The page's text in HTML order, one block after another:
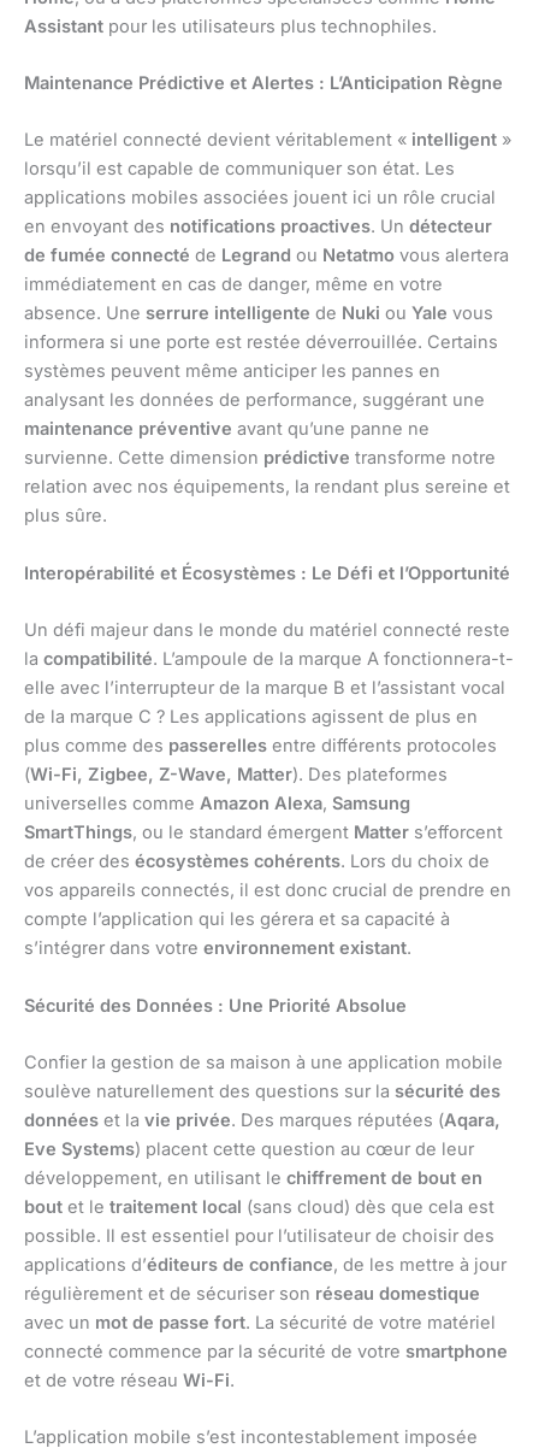
Assistant pour les utilisateurs plus technophiles.
Maintenance Prédictive et Alertes : L’Anticipation Règne
Le matériel connecté devient véritablement « intelligent »
lorsqu’il est capable de communiquer son état. Les
applications mobiles associées jouent ici un rôle crucial
en envoyant des notifications proactives. Un détecteur
de fumée connecté de Legrand ou Netatmo vous alertera
immédiatement en cas de danger, même en votre
absence. Une serrure intelligente de Nuki ou Yale vous
informera si une porte est restée déverrouillée. Certains
systèmes peuvent même anticiper les pannes en
analysant les données de performance, suggérant une
maintenance préventive avant qu’une panne ne
survienne. Cette dimension prédictive transforme notre
relation avec nos équipements, la rendant plus sereine et
plus sûre.
Interopérabilité et Écosystèmes : Le Défi et l’Opportunité
Un défi majeur dans le monde du matériel connecté reste
la compatibilité. L’ampoule de la marque A fonctionnera-t-
elle avec l’interrupteur de la marque B et l’assistant vocal
de la marque C ? Les applications agissent de plus en
plus comme des passerelles entre différents protocoles
(Wi-Fi, Zigbee, Z-Wave, Matter). Des plateformes
universelles comme Amazon Alexa, Samsung
SmartThings, ou le standard émergent Matter s’efforcent
de créer des écosystèmes cohérents. Lors du choix de
vos appareils connectés, il est donc crucial de prendre en
compte l’application qui les gérera et sa capacité à
s’intégrer dans votre environnement existant.
Sécurité des Données : Une Priorité Absolue
Confier la gestion de sa maison à une application mobile
soulève naturellement des questions sur la sécurité des
données et la vie privée. Des marques réputées (Aqara,
Eve Systems) placent cette question au cœur de leur
développement, en utilisant le chiffrement de bout en
bout et le traitement local (sans cloud) dès que cela est
possible. Il est essentiel pour l’utilisateur de choisir des
applications d’éditeurs de confiance, de les mettre à jour
régulièrement et de sécuriser son réseau domestique
avec un mot de passe fort. La sécurité de votre matériel
connecté commence par la sécurité de votre smartphone
et de votre réseau Wi-Fi.
L’application mobile s’est incontestablement imposée